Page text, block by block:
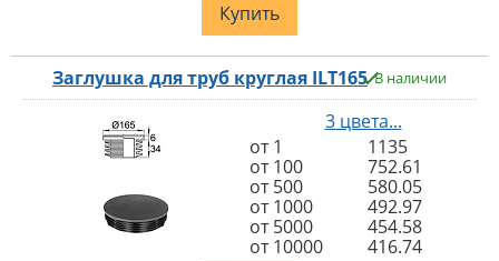
Купить
Заглушка для труб круглая ILT165 В наличии
3 цвета...
от 1
1135
от 100
752.61
от 500
580.05
от 1000
492.97
от 5000
454.58
от 10000
416.74